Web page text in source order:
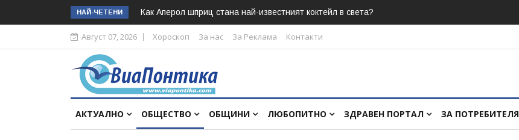
НАЙ-ЧЕТЕНИ Как Аперол шприц стана най-известният коктейл в света?
Август 07, 2026 Хороскоп За нас За Реклама Контакти
АКТУАЛНО ОБЩЕСТВО ОБЩИНИ ЛЮБОПИТНО ЗДРАВЕН ПОРТАЛ ЗА ПОТРЕБИТЕЛЯ